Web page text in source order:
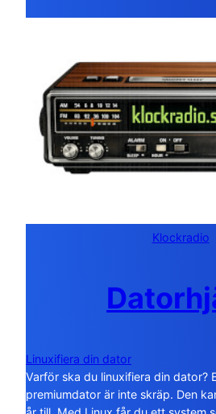
Klockradio
Linuxifiera din dator
Varför ska du linuxifiera din dator?
premiumdator är inte skräp. Den